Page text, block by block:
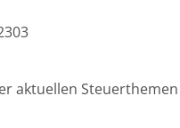
aktuellen Steuerthemen